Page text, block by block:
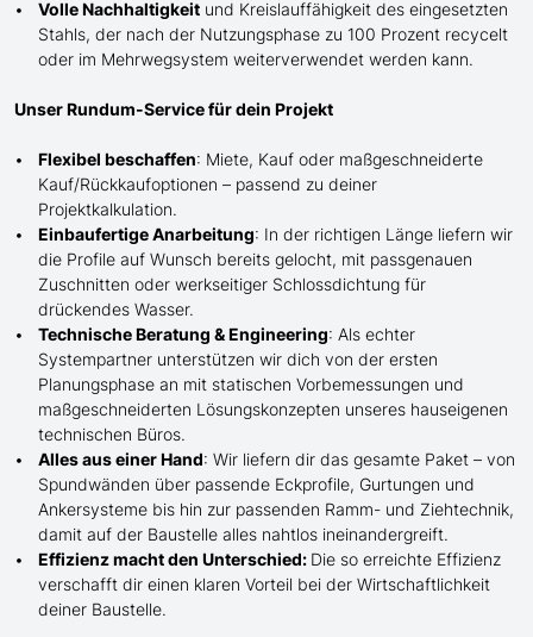
Volle Nachhaltigkeit und Kreislauffähigkeit des eingesetzten
Stahls, der nach der Nutzungsphase zu 100 Prozent recycelt
oder im Mehrwegsystem weiterverwendet werden kann.
Unser Rundum-Service für dein Projekt
Flexibel beschaffen: Miete, Kauf oder maßgeschneiderte
Kauf/Rückkaufoptionen – passend zu deiner
Projektkalkulation.
Einbaufertige Anarbeitung: In der richtigen Länge liefern wir
die Profile auf Wunsch bereits gelocht, mit passgenauen
Zuschnitten oder werkseitiger Schlossdichtung für
drückendes Wasser.
Technische Beratung & Engineering: Als echter
Systempartner unterstützen wir dich von der ersten
Planungsphase an mit statischen Vorbemessungen und
maßgeschneiderten Lösungskonzepten unseres hauseigenen
technischen Büros.
Alles aus einer Hand: Wir liefern dir das gesamte Paket – von
Spundwänden über passende Eckprofile, Gurtungen und
Ankersysteme bis hin zur passenden Ramm- und Ziehtechnik,
damit auf der Baustelle alles nahtlos ineinandergreift.
Effizienz macht den Unterschied: Die so erreichte Effizienz
verschafft dir einen klaren Vorteil bei der Wirtschaftlichkeit
deiner Baustelle.